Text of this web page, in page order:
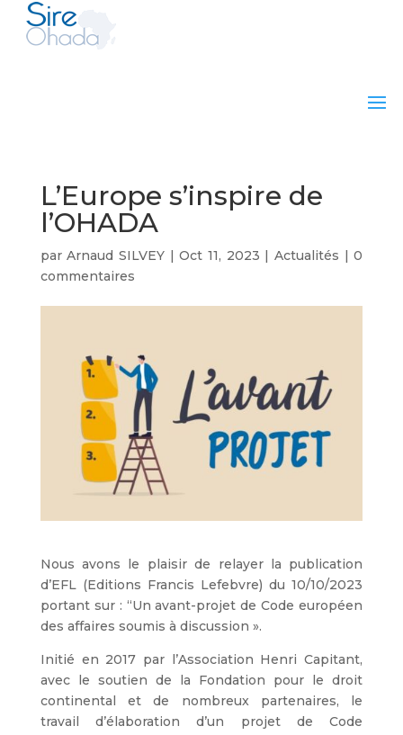
L’Europe s’inspire de
l’OHADA
parArnaud SILVEY |Oct 11, 2023 | Actualités |0
commentaires
Nous avons le plaisir de relayer la publication
d’EFL (Editions Francis Lefebvre) du 10/10/2023
portant sur : “Un avant-projet de Code européen
des affaires soumis à discussion ».
Initié en 2017 par l’Association Henri Capitant,
avec le soutien de la Fondation pour le droit
continental et de nombreux partenaires, le
travail d’élaboration d’un projet de Code